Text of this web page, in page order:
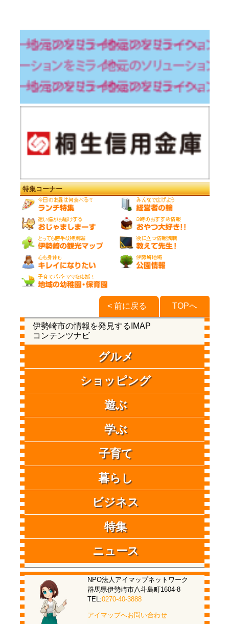
特集コーナー
TOPへ
< 前に戻る
伊勢崎市の情報を発見するIMAP
コンテンツナビ
グルメ
ショッピング
遊ぶ
学ぶ
子育て
暮らし
ビジネス
特集
ニュース
NPO法人アイマップネットワーク
群馬県伊勢崎市八斗島町1604-8
TEL:0270-40-3888
アイマップへお問い合わせ